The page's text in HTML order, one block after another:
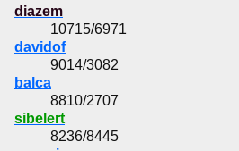
diazem
10715/6971
davidof
9014/3082
balca
8810/2707
sibelert
8236/8445